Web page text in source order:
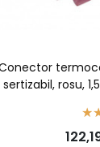
sertizabil, rosu,